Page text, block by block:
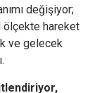
değişiyor;
ölçekte hareket
ve gelecek